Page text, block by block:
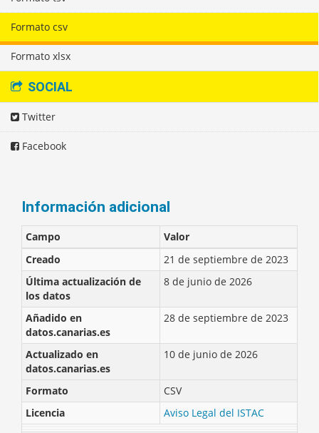
Formato csv
Formato xlsx
SOCIAL
Twitter
Facebook
Información adicional
Campo
Valor
Creado
21 de septiembre de 2023
Última actualización de
los datos
8 de junio de 2026
Añadido en
datos.canarias.es
28 de septiembre de 2023
Actualizado en
datos.canarias.es
10 de junio de 2026
Formato
CSV
Licencia
Aviso Legal del ISTAC